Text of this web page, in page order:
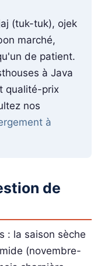
(tuk-tuk), ojek
marché,
de patient.
à Java
qualité-prix
nos
à
de
: la saison sèche
(novembre-